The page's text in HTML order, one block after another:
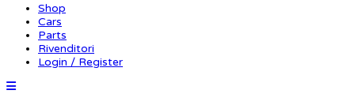
Shop
Cars
Parts
Rivenditori
Login / Register